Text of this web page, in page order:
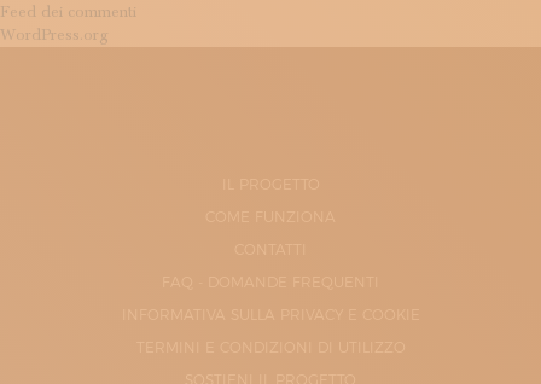
Feed dei commenti
WordPress.org